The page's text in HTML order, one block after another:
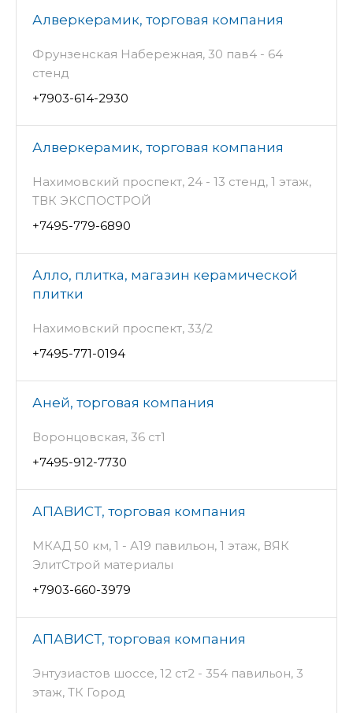
Алверкерамик, торговая компания
Фрунзенская Набережная, 30 пав4 - 64
стенд
+7903-614-2930
Алверкерамик, торговая компания
Нахимовский проспект, 24 - 13 стенд, 1 этаж,
ТВК ЭКСПОСТРОЙ
+7495-779-6890
Алло, плитка, магазин керамической
плитки
Нахимовский проспект, 33/2
+7495-771-0194
Аней, торговая компания
Воронцовская, 36 ст1
+7495-912-7730
АПАВИСТ, торговая компания
МКАД 50 км, 1 - А19 павильон, 1 этаж, ВЯК
ЭлитСтрой материалы
+7903-660-3979
АПАВИСТ, торговая компания
Энтузиастов шоссе, 12 ст2 - 354 павильон, 3
этаж, ТК Город